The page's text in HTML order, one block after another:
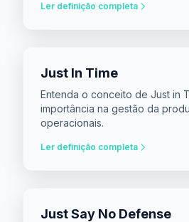
Ler definição completa
Just In Time
Entenda o conceito de Just in
importância na gestão da
operacionais.
Ler definição completa
Just Say No Defense